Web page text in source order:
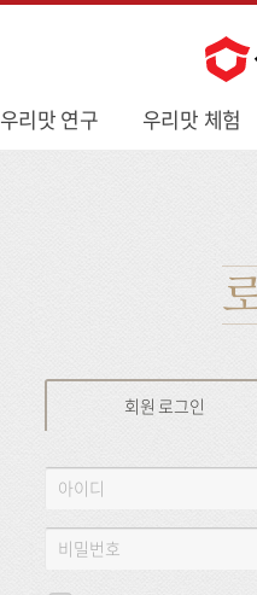
우리맛 연구 우리맛 체험
회원 로그인
회
로
그
인
아
디비